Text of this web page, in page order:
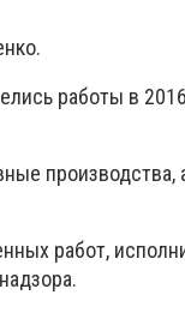
работы в
производства,
работ,